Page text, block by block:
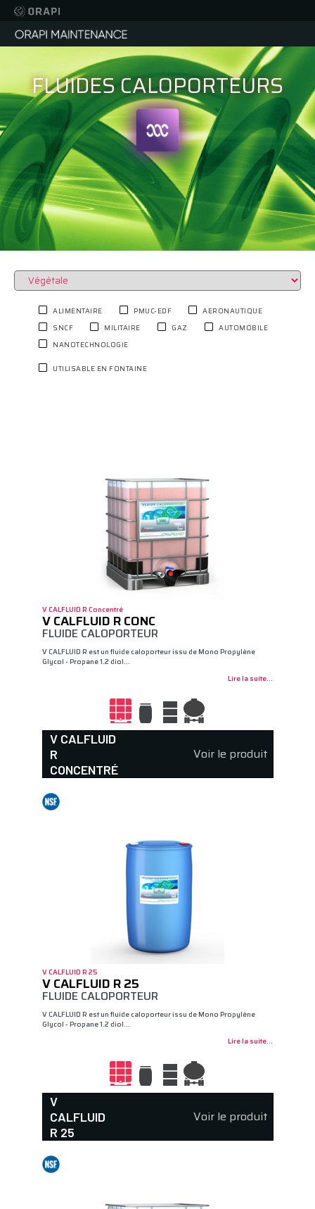
FLUIDES CALOPORTEURS
ALIMENTAIRE PMUC-EDF
AERONAUTIQUE
SNCF
MILITAIRE GAZ
AUTOMOBILE
NANOTECHNOLOGIE
UTILISABLE EN FONTAINE
V CALFLUID R Concentré
V CALFLUID R CONC
FLUIDE CALOPORTEUR
V CALFLUID R est un fluide caloporteur issu de Mono Propylène
Glycol - Propane 1.2 diol…
Lire la suite...
V CALFLUID
R
CONCENTRÉ
Voir le produit
V CALFLUID R 25
V CALFLUID R 25
FLUIDE CALOPORTEUR
V CALFLUID R est un fluide caloporteur issu de Mono Propylène
Glycol - Propane 1.2 diol…
Lire la suite...
V
CALFLUID
R 25
Voir le produit